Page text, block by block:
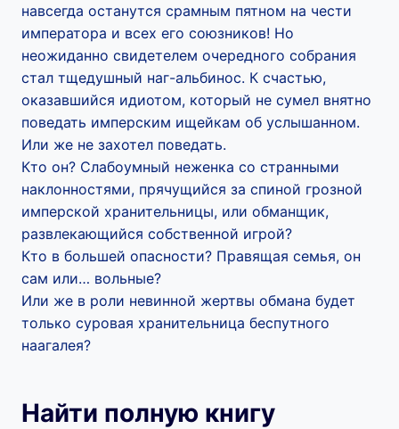
навсегда останутся срамным пятном на чести
императора и всех его союзников! Но
неожиданно свидетелем очередного собрания
стал тщедушный наг-альбинос. К счастью,
оказавшийся идиотом, который не сумел внятно
поведать имперским ищейкам об услышанном.
Или же не захотел поведать.
Кто он? Слабоумный неженка со странными
наклонностями, прячущийся за спиной грозной
имперской хранительницы, или обманщик,
развлекающийся собственной игрой?
Кто в большей опасности? Правящая семья, он
сам или… вольные?
Или же в роли невинной жертвы обмана будет
только суровая хранительница беспутного
наагалея?
Найти полную книгу